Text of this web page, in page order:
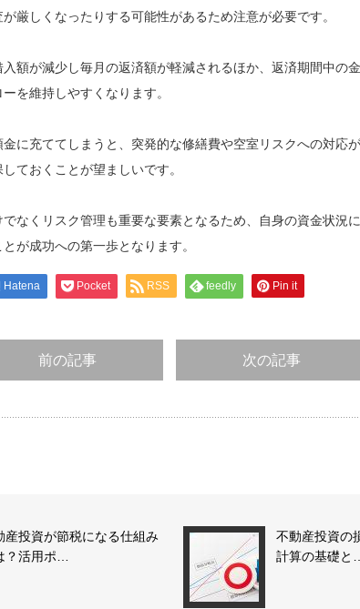
厳しくなったりする可能性があるため注意が必要です。
額が減少し毎月の返済額が軽減されるほか、返済期間中の
を維持しやすくなります。
に充ててしまうと、突発的な修繕費や空室リスクへの対応
ておくことが望ましいです。
なくリスク管理も重要な要素となるため、自身の資金状況
が成功への第一歩となります。
Hatena Pocket RSS feedly Pin it
前の記事 次の記事
産投資が節税になる仕組み
？活用ポ…
不動産投資の
計算の基礎と…